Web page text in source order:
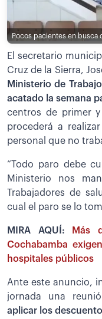
Pocos pacientes en busca
El secretario
Cruz de la Sierra,
Ministerio de
acatado la semana
centros de primer
procederá a
personal que no
“Todo paro debe
Ministerio nos
Trabajadores de
cual el paro se lo
MIRA AQUÍ:
Más
Cochabamba
hospitales públicos
Ante este anuncio,
jornada una
aplicar los